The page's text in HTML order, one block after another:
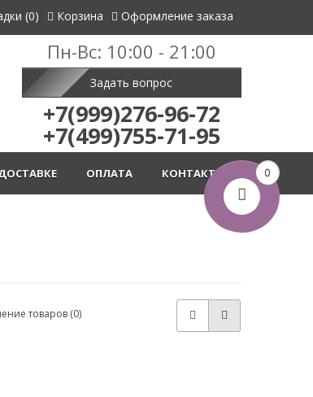
0
(0) Корзина Оформление заказа
Пн-Вс: 10:00 - 21:00
Задать вопрос
+7(999)276-96-72
+7(499)755-71-95
КОНТАКТЫ
ОПЛАТА
товаров (0)